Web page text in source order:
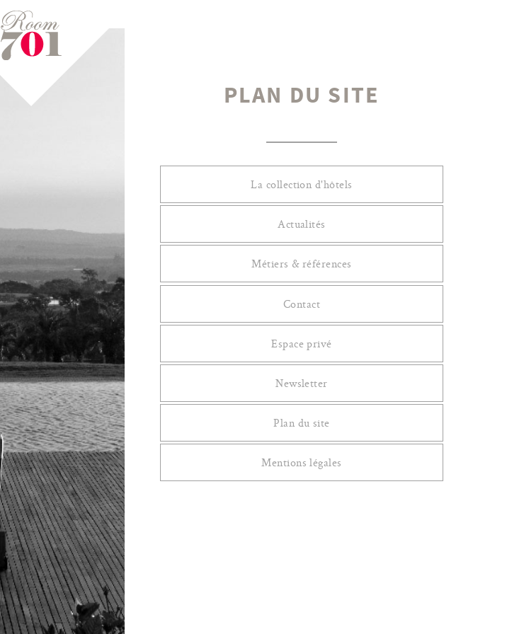
PLAN DU SITE
La collection d'hôtels
Actualités
Métiers & références
Contact
Espace privé
Newsletter
Plan du site
Mentions légales